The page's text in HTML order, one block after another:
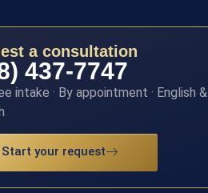
a consultation
437-7747
intake · By appointment · English &
Start your request